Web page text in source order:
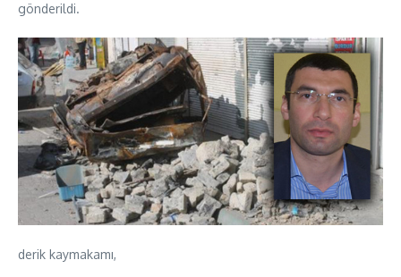
gönderildi.
derik kaymakamı,